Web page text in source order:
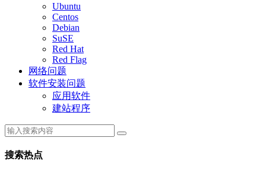
Ubuntu
Centos
Debian
SuSE
Red Hat
Red Flag
网络问题
软件安装问题
应用软件
建站程序
搜索热点